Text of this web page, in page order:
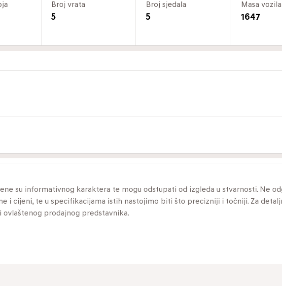
Broj vrata
5
Broj sjedala
5
Masa
1647
su informativnog karaktera te mogu odstupati od izgleda u stvarnosti. Ne
i cijeni, te u specifikacijama istih nastojimo biti što precizniji i točniji. Za
prodajnog predstavnika.